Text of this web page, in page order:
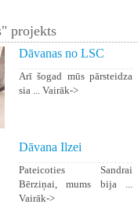
projekts
Dāvanas no LSC
Arī šogad mūs pārsteidza
sia ... Vairāk->
Dāvana Ilzei
Pateicoties Sandrai
Bērziņai, mums bija ...
Vairāk->